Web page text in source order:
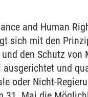
and Human
sich mit den
den Schutz von
ausgerichtet und
oder Nicht-